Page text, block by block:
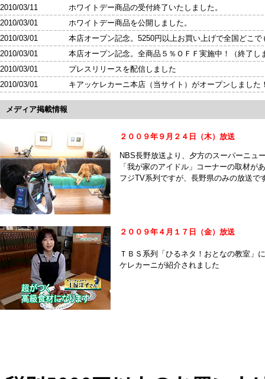
2010/03/11 ホワイトデー商品の受付終了いたしました。
2010/03/01 ホワイトデー商品を公開しました。
2010/03/01 本店オープン記念。5250円以上お買い上げで全国どこで
2010/03/01 本店オープン記念。全商品５％ＯＦＦ実施中！（終了し
2010/03/01 プレスリリースを配信しました
2010/03/01 キアッケレカーニ本店（当サイト）がオープンしました
メディア掲載情報
２００９年９月２４日（木）放送
NBS長野放送より、夕方のスーパーニュ
「我が家のアイドル」コーナーの取材が
フジTV系列ですが、長野県のみの放送で
２００９年４月１７日（金）放送
ＴＢＳ系列「ひるネタ！おとなの教室」
ケレカーニが紹介されました